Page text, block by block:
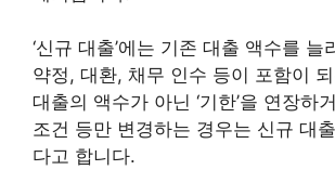
‘신규 대출’에는 기존 대출 액수를 늘
약정, 대환, 채무 인수 등이 포함이
대출의 액수가 아닌 ‘기한’을 연장하
조건 등만 변경하는 경우는 신규 대
다고 합니다.